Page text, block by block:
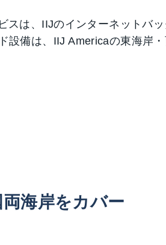
スは、IIJのインターネットバ
設備は、IIJ Americaの東海岸
両海岸をカバー